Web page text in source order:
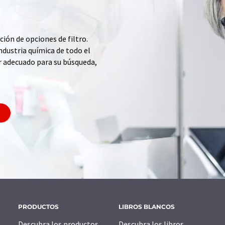
de opciones de filtro.
química de todo el
para su búsqueda,
PRODUCTOS LIBROS BLANCOS